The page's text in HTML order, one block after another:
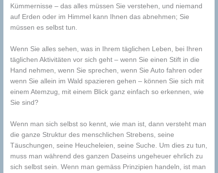
Kümmernisse – das alles müssen Sie verstehen, und niemand
auf Erden oder im Himmel kann Ihnen das abnehmen; Sie
müssen es selbst tun.
Wenn Sie alles sehen, was in Ihrem täglichen Leben, bei Ihren
täglichen Aktivitäten vor sich geht – wenn Sie einen Stift in die
Hand nehmen, wenn Sie sprechen, wenn Sie Auto fahren oder
wenn Sie allein im Wald spazieren gehen – können Sie sich mit
einem Atemzug, mit einem Blick ganz einfach so erkennen, wie
Sie sind?
Wenn man sich selbst so kennt, wie man ist, dann versteht man
die ganze Struktur des menschlichen Strebens, seine
Täuschungen, seine Heucheleien, seine Suche. Um dies zu tun,
muss man während des ganzen Daseins ungeheuer ehrlich zu
sich selbst sein. Wenn man gemäss Prinzipien handeln, ist man